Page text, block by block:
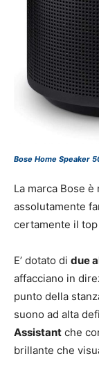
Bose Home Speaker
La marca Bose
assolutamente
certamente il top
E’ dotato di due
affacciano in
punto della
suono ad alta
Assistant che
brillante che